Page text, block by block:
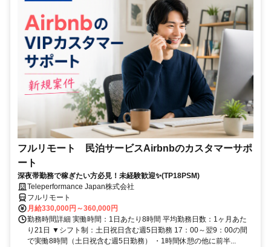
フルリモート 民泊サービスAirbnbのカスタマーサポ
ート
深夜帯勤務で稼ぎたい方必見！未経験歓迎✨(TP18PSM)
Teleperformance Japan株式会社
フルリモート
月給330,000円～360,000円
勤務時間詳細 実働時間：1日あたり8時間 平均勤務日数：1ヶ月あた
り21日 ▼シフト制：土日祝日含む週5日勤務 17：00～翌9：00の間
で実働8時間（土日祝含む週5日勤務） ・1時間休憩の他に前半...